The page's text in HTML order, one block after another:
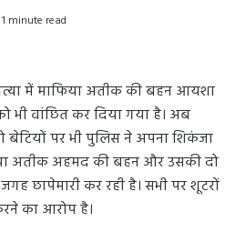
1 minute read
में माफिया अतीक की बहन आयशा
भी वांछित कर दिया गया है। अब
पर भी पुलिस ने अपना शिकंजा
अतीक अहमद की बहन और उसकी दो
छापेमारी कर रही है। सभी पर शूटरों
का आरोप है।